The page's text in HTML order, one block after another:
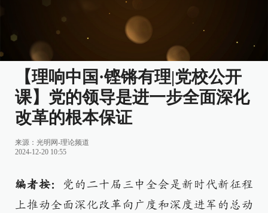
【理响中国·铿锵有理|党校公开
课】党的领导是进一步全面深化
改革的根本保证
来源： 光明网-理论频道
2024-12-20 10:55
编者按：
党的二十届三中全会是新时代新征程
上推动全面深化改革向广度和深度进军的总动